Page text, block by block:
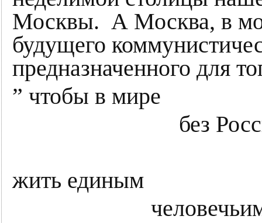
Москвы. А Москва, в
будущего
предназначенного для
” чтобы в мире
без
жить единым
человечьим